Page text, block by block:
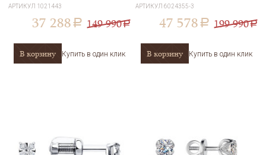
АРТИКУЛ 1021443
37 288 a 149 990a
В корзину Купить в один клик
АРТИКУЛ6024355-3
47 578 a 199 990a
В корзину Купить в один клик